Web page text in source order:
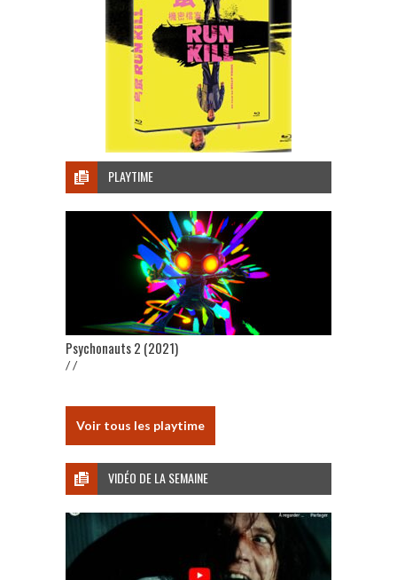
PLAYTIME
Psychonauts 2 (2021)
/ /
Voir tous les playtime
VIDÉO DE LA SEMAINE